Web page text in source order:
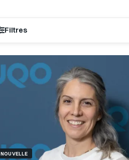
Filtres
NOUVELLE